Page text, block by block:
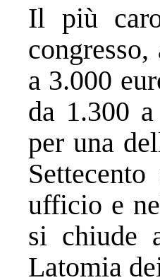
Il più
a 3.000
da 1.300
per una
ufficio e
si chiude
Latomia